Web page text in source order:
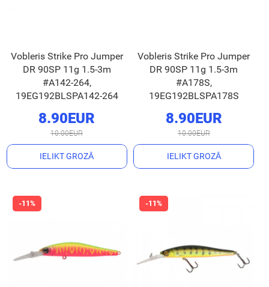
Vobleris Strike Pro Jumper
DR 90SP 11g 1.5-3m
#A142-264,
19EG192BLSPA142-264
8.90EUR
10.00EUR
IELIKT GROZĀ
Vobleris Strike Pro Jumper
DR 90SP 11g 1.5-3m
#A178S,
19EG192BLSPA178S
8.90EUR
10.00EUR
IELIKT GROZĀ